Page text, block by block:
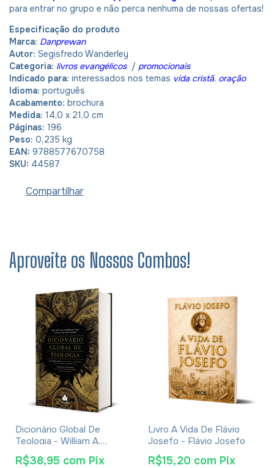
para entrar no grupo e não perca nenhuma de nossas ofertas!
Especificação do produto
Marca: Danprewan
Autor: Segisfredo Wanderley
Categoria: livros evangélicos/ promocionais
Indicado para: interessados nos temas vida cristã, oração
Idioma: português
Acabamento: brochura
Medida: 14,0 x 21,0 cm
Páginas: 196
Peso: 0,235 kg
EAN: 9788577670758
SKU: 44587
Compartilhar
Aproveite os Nossos Combos!
Dicionário Global De
Teologia - William A.
Dyrness
R$38,95 com Pix
Livro A Vida De Flávio
Josefo - Flávio Josefo
R$15,20 com Pix